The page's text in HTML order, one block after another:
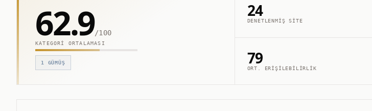
62.9/100
KATEGORI ORTALAMASI
1 GÜMÜŞ
24
DENETLENMIŞ SITE
79
ORT. ERIŞILEBILIRLIK